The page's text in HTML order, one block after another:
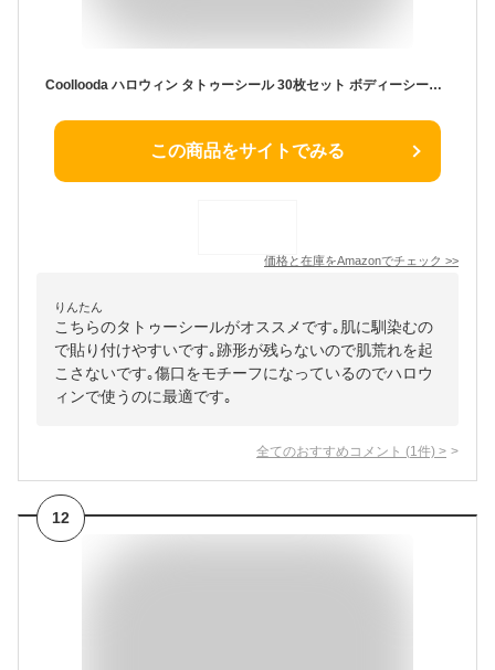
Coollooda ハロウィン タトゥーシール 30枚セット ボディーシール 防水 長持ち 簡単に貼れる 特殊メイク 傷 メイク 縫い傷 切り傷 掻き傷 刺青ステッカー 赤黒
この商品をサイトでみる
価格と在庫をAmazonでチェック >>
りんたん
こちらのタトゥーシールがオススメです｡肌に馴染むの
で貼り付けやすいです｡跡形が残らないので肌荒れを起
こさないです｡傷口をモチーフになっているのでハロウ
ィンで使うのに最適です｡
全てのおすすめコメント (1 件) >
12